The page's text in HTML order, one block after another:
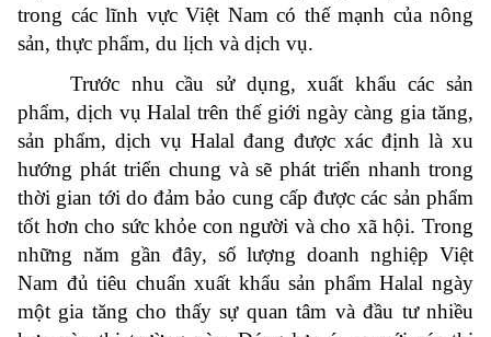
trong các lĩnh vực Việt Nam có thế mạnh của nông
sản, thực phẩm, du lịch và dịch vụ.
Trước nhu cầu sử dụng, xuất khẩu các sản
phẩm, dịch vụ Halal trên thế giới ngày càng gia tăng,
sản phẩm, dịch vụ Halal đang được xác định là xu
hướng phát triển chung và sẽ phát triển nhanh trong
thời gian tới do đảm bảo cung cấp được các sản phẩm
tốt hơn cho sức khỏe con người và cho xã hội. Trong
những năm gần đây, số lượng doanh nghiệp Việt
Nam đủ tiêu chuẩn xuất khẩu sản phẩm Halal ngày
một gia tăng cho thấy sự quan tâm và đầu tư nhiều